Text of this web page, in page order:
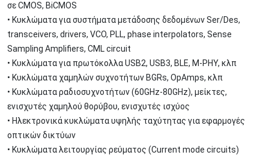
σε CMOS, BiCMOS
• Κυκλώματα για συστήματα μετάδοσης δεδομένων Ser/Des,
transceivers, drivers, VCO, PLL, phase interpolators, Sense
Sampling Amplifiers, CML circuit
• Κυκλώματα για πρωτόκολλα USB2, USB3, BLE, M-PHY, κλπ
• Κυκλώματα χαμηλών συχνοτήτων BGRs, OpAmps, κλπ
• Κυκλώματα ραδιοσυχνοτήτων (60GHz-80GHz), μείκτες,
ενισχυτές χαμηλού θορύβου, ενισχυτές ισχύος
• Ηλεκτρονικά κυκλώματα υψηλής ταχύτητας για εφαρμογές
οπτικών δικτύων
• Κυκλώματα λειτουργίας ρεύματος (Current mode circuits)